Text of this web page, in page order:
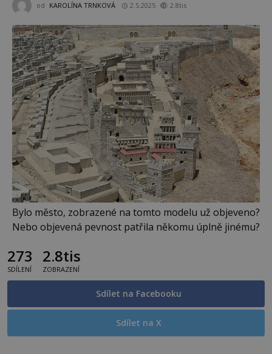
od KAROLÍNA TRNKOVÁ 2.5.2025 2.8tis
Bylo město, zobrazené na tomto modelu už objeveno?
Nebo objevená pevnost patřila někomu úplně jinému?
273
SDÍLENÍ
2.8tis
ZOBRAZENÍ
Sdílet na Facebooku
Sdílet na X